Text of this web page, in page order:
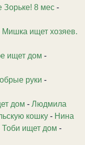
Зорьке! 8 мес -
ищет хозяев.
ищет дом -
руки -
дом - Людмила
кошку - Нина
ищет дом -